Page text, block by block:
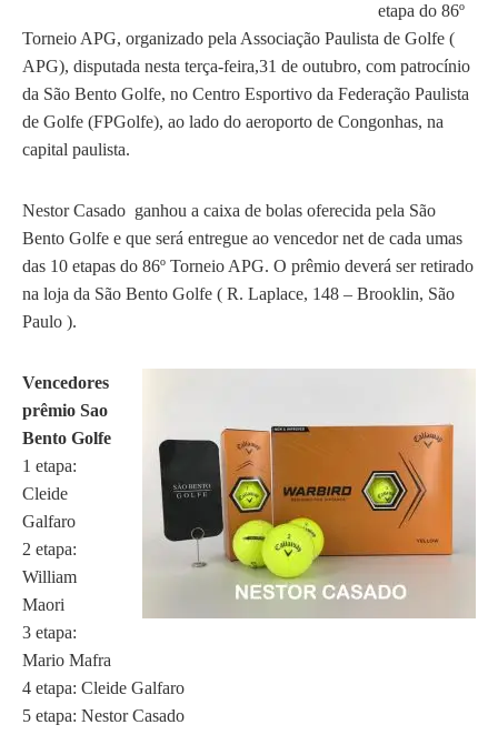
etapa do 86º
Torneio APG, organizado pela Associação Paulista de Golfe (
APG), disputada nesta terça-feira,31 de outubro, com patrocínio
da São Bento Golfe, no Centro Esportivo da Federação Paulista
de Golfe (FPGolfe), ao lado do aeroporto de Congonhas, na
capital paulista.
Nestor Casado ganhou a caixa de bolas oferecida pela São
Bento Golfe e que será entregue ao vencedor net de cada umas
das 10 etapas do 86º Torneio APG. O prêmio deverá ser retirado
na loja da São Bento Golfe ( R. Laplace, 148 – Brooklin, São
Paulo ).
Vencedores
prêmio Sao
Bento Golfe
1 etapa:
Cleide
Galfaro
2 etapa:
William
Maori
3 etapa:
Mario Mafra
4 etapa: Cleide Galfaro
5 etapa: Nestor Casado